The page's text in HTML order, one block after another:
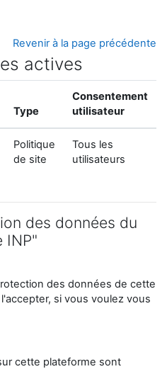
Revenir à la page précédente
actives
Type
Consentement
utilisateur
Politique
de site
Tous les
utilisateurs
des données du
INP"
des données de cette
si vous voulez vous
cette plateforme sont